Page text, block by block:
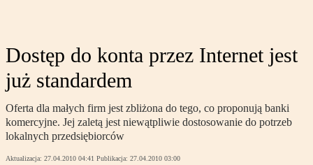
Dostęp do konta przez Internet jest
już standardem
Oferta dla małych firm jest zbliżona do tego, co proponują banki
komercyjne. Jej zaletą jest niewątpliwie dostosowanie do potrzeb
lokalnych przedsiębiorców
Aktualizacja: 27.04.2010 04:41 Publikacja: 27.04.2010 03:00